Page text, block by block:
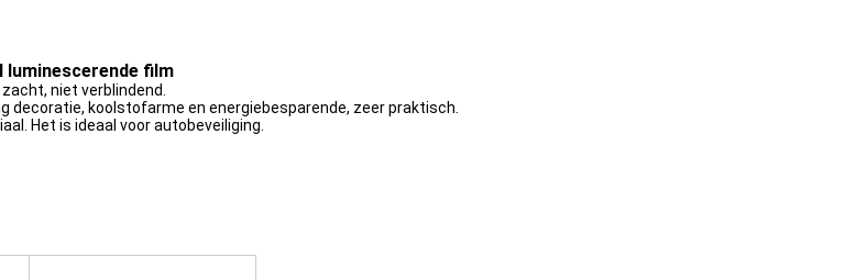
luminescerende film
niet verblindend.
decoratie, koolstofarme en energiebesparende, zeer praktisch.
Het is ideaal voor autobeveiliging.